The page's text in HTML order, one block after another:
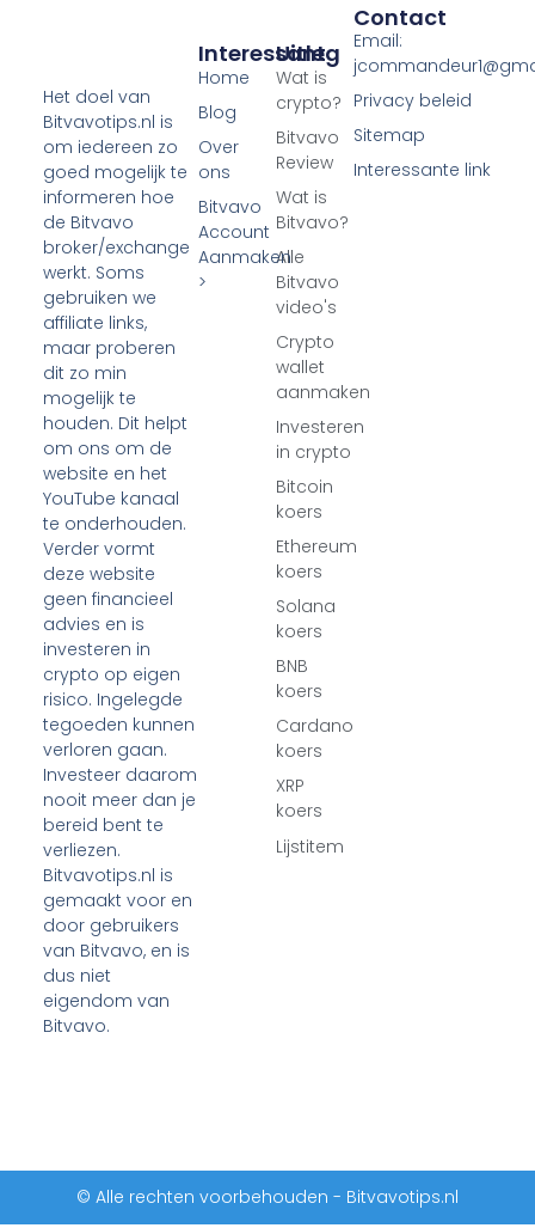
Het doel van
Bitvavotips.nl is
om iedereen zo
goed mogelijk te
informeren hoe
de Bitvavo
broker/exchange
werkt. Soms
gebruiken we
affiliate links,
maar proberen
dit zo min
mogelijk te
houden. Dit helpt
om ons om de
website en het
YouTube kanaal
te onderhouden.
Verder vormt
deze website
geen financieel
advies en is
investeren in
crypto op eigen
risico. Ingelegde
tegoeden kunnen
verloren gaan.
Investeer daarom
nooit meer dan je
bereid bent te
verliezen.
Bitvavotips.nl is
gemaakt voor en
door gebruikers
van Bitvavo, en is
dus niet
eigendom van
Bitvavo.
Uitleg
Wat is
crypto?
Bitvavo
Review
Wat is
Bitvavo?
Alle
Bitvavo
video's
Crypto
wallet
aanmaken
Investeren
in crypto
Bitcoin
koers
Ethereum
koers
Solana
koers
BNB
koers
Cardano
koers
XRP
koers
Lijstitem
Interessant
Home
Blog
Over
ons
Bitvavo
Account
Aanmaken
>
Contact
Email:
Privacy beleid
Sitemap
Interessante link
© Alle rechten voorbehouden - Bitvavotips.nl